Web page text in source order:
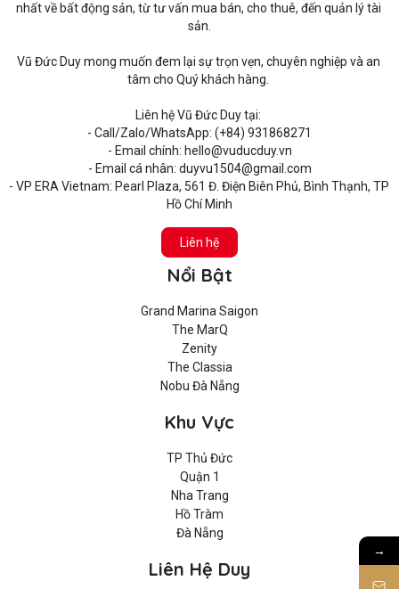
nhất về bất động sản, từ tư vấn mua bán, cho thuê, đến quản lý tài
sản.
Vũ Đức Duy mong muốn đem lại sự trọn vẹn, chuyên nghiệp và an
tâm cho Quý khách hàng.
Liên hệ Vũ Đức Duy tại:
- Call/Zalo/WhatsApp: (+84) 931868271
- Email chính: hello@vuducduy.vn
- Email cá nhân: duyvu1504@gmail.com
- VP ERA Vietnam: Pearl Plaza, 561 Đ. Điện Biên Phủ, Bình Thạnh, TP
Hồ Chí Minh
Liên hệ
Nổi Bật
Grand Marina Saigon
The MarQ
Zenity
The Classia
Nobu Đà Nẵng
Khu Vực
TP Thủ Đức
Quận 1
Nha Trang
Hồ Tràm
Đà Nẵng
Liên Hệ Duy
→